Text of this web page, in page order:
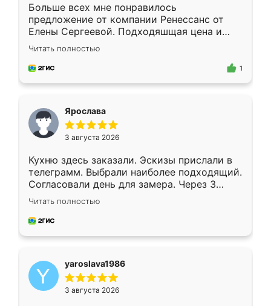
Больше всех мне понравилось
предложение от компании Ренессанс от
Елены Сергеевой. Подходяшщая цена и
короткие сроки изготовления. Приехавший
для замера сотрудник Владислав
предложил по моему эскизу самый
Читать полностью
1
Ярослава
3 августа 2026
Кухню здесь заказали. Эскизы прислали в
телеграмм. Выбрали наиболее подходящий.
Согласовали день для замера. Через 3
недели кухня была уже готова. Остались
довольны работой. Спасибо Ренессанс
мебель за качественную работу!
Читать полностью
yaroslava1986
3 августа 2026